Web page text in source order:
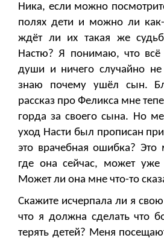
Ника, если можно
полях дети и можно ли
ждёт ли их такая же
Настю? Я понимаю, что
души и ничего случайно не
знаю почему ушёл сын.
рассказ про Феликса мне
горда за своего сына. Но
уход Насти был прописан
это врачебная ошибка?
где она сейчас, может уже
Может ли она мне что-то
Скажите исчерпала ли я
что я должна сделать что
терять детей? Меня